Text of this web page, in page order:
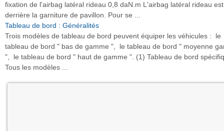
fixation de l'airbag latéral rideau 0,8 daN.m L'airbag latéral rideau
derrière la garniture de pavillon. Pour se ...
Tableau de bord : Généralités
Trois modèles de tableau de bord peuvent équiper les véhicules : le
tableau de bord " bas de gamme ", le tableau de bord " moyenne
", le tableau de bord " haut de gamme ". (1) Tableau de bord
Tous les modèles ...